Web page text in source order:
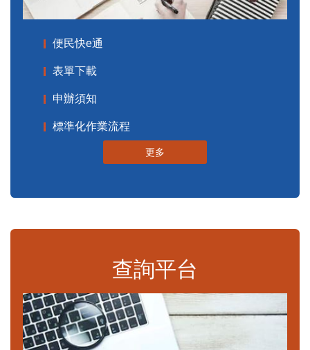
便民快e通
表單下載
申辦須知
標準化作業流程
更多
查詢平台